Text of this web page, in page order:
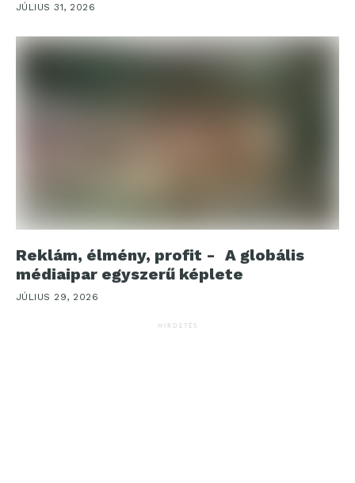
JÚLIUS 31, 2026
Reklám, élmény, profit - A globális
médiaipar egyszerű képlete
JÚLIUS 29, 2026
HIRDETÉS